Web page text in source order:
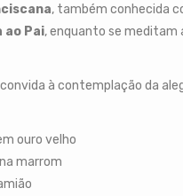
, também conhecida
ao Pai, enquanto se meditam
à contemplação da
ouro velho
marrom